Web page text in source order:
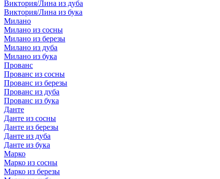
Виктория/Лина из дуба
Виктория/Лина из бука
Милано
Милано из сосны
Милано из березы
Милано из дуба
Милано из бука
Прованс
Прованс из сосны
Прованс из березы
Прованс из дуба
Прованс из бука
Данте
Данте из сосны
Данте из березы
Данте из дуба
Данте из бука
Марко
Марко из сосны
Марко из березы